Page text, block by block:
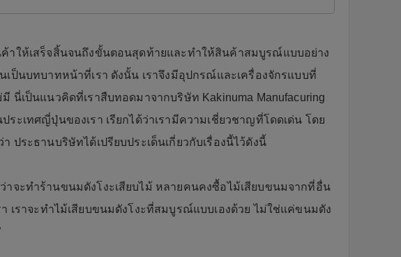
าให้เสร็จสิ้นจนถึงขั้นตอนสุดท้ายและทำให้สินค้าสมบูรณ์แบบอย่าง
เป็นบทบาทหน้าที่เรา ดังนั้น เราจึงมีอุปกรณ์และเครื่องจักรแบบที่
นี่เป็นแนวคิดที่เราสืบทอดมาจากบริษัท Kakinuma Manufacuring
ระเทศญี่ปุ่นของเรา เรียกได้ว่าเรามีความเชี่ยวชาญที่โดดเด่น โดย
ประธานบริษัทได้เปรียบประเด็นเกี่ยวกับเรื่องนี้ไว้ดังนี้
าจะทำร้านขนมดังโงะเสียบไม้ หลายคนคงซื้อไม้เสียบขนมจากที่อื่น
า เราจะทำไม้เสียบขนมดังโงะที่สมบูรณ์แบบเองด้วย ไม่ใช่แค่ขนมดัง